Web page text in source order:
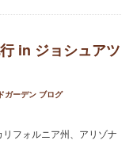
in ジョシュアツ
ガーデン ブログ
フォルニア州、アリゾナ